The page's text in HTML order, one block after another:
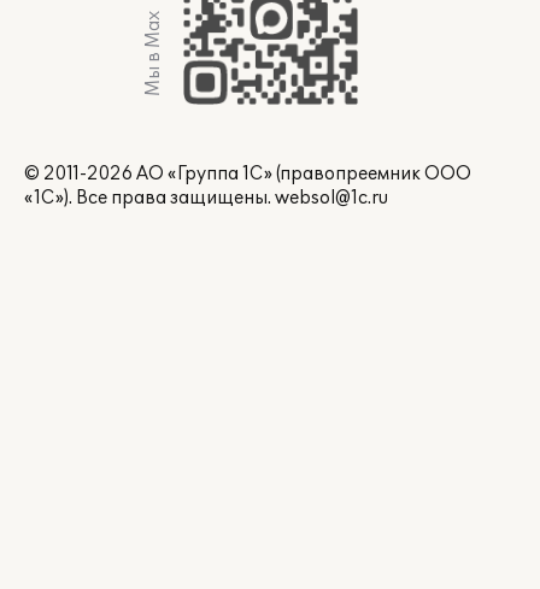
Мы в Max
© 2011-2026 АО «Группа 1С» (правопреемник ООО
«1С»). Все права защищены. websol@1c.ru